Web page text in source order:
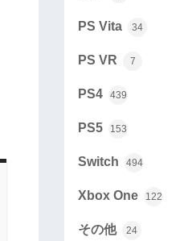
PS Vita 34
PS VR 7
PS4 439
PS5 153
Switch 494
Xbox One 122
その他 24